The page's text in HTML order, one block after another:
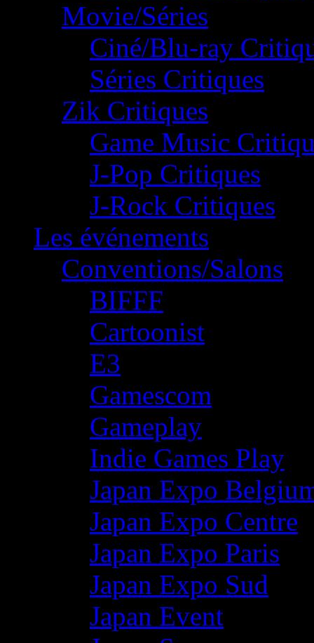
Movie/Séries
Ciné/Blu-ray
Séries Critiques
Zik Critiques
Game Music
J-Pop Critiques
J-Rock Critiques
Les événements
Conventions/Salons
BIFFF
Cartoonist
E3
Gamescom
Gameplay
Indie Games Play
Japan Expo
Japan Expo Centre
Japan Expo Paris
Japan Expo Sud
Japan Event